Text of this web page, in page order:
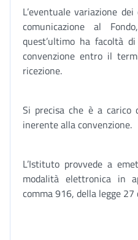
L’eventuale variazione
comunicazione al
quest’ultimo ha facoltà
convenzione entro il
ricezione.
Si precisa che è a carico
inerente alla convenzione.
L’Istituto provvede a
modalità elettronica in
comma 916, della legge